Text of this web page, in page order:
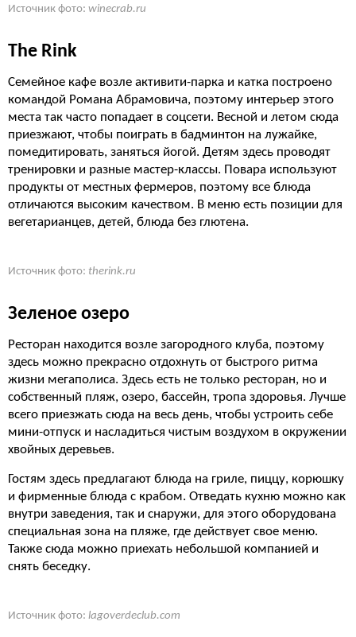
Источник фото: winecrab.ru
The Rink
Семейное кафе возле активити-парка и катка построено
командой Романа Абрамовича, поэтому интерьер этого
места так часто попадает в соцсети. Весной и летом сюда
приезжают, чтобы поиграть в бадминтон на лужайке,
помедитировать, заняться йогой. Детям здесь проводят
тренировки и разные мастер-классы. Повара используют
продукты от местных фермеров, поэтому все блюда
отличаются высоким качеством. В меню есть позиции для
вегетарианцев, детей, блюда без глютена.
Источник фото: therink.ru
Зеленое озеро
Ресторан находится возле загородного клуба, поэтому
здесь можно прекрасно отдохнуть от быстрого ритма
жизни мегаполиса. Здесь есть не только ресторан, но и
собственный пляж, озеро, бассейн, тропа здоровья. Лучше
всего приезжать сюда на весь день, чтобы устроить себе
мини-отпуск и насладиться чистым воздухом в окружении
хвойных деревьев.
Гостям здесь предлагают блюда на гриле, пиццу, корюшку
и фирменные блюда с крабом. Отведать кухню можно как
внутри заведения, так и снаружи, для этого оборудована
специальная зона на пляже, где действует свое меню.
Также сюда можно приехать небольшой компанией и
снять беседку.
Источник фото: lagoverdeclub.com